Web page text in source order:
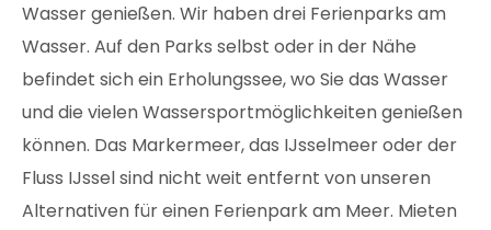
Wasser genießen. Wir haben drei Ferienparks am
Wasser. Auf den Parks selbst oder in der Nähe
befindet sich ein Erholungssee, wo Sie das Wasser
und die vielen Wassersportmöglichkeiten genießen
können. Das Markermeer, das IJsselmeer oder der
Fluss IJssel sind nicht weit entfernt von unseren
Alternativen für einen Ferienpark am Meer. Mieten